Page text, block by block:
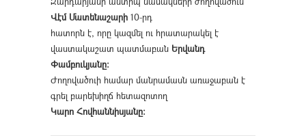
Վէմ Մատենաշարի 10-րդ
հատորն է, որը կազմել ու հրատարակել է
վաստակաշատ պատմաբան Երվանդ
Փամբուկյանը։
Ժողովածուի համար մանրամասն առաջաբան է
գրել բարեխիղճ հետազոտող
Կարո Հովհաննիսյանը։